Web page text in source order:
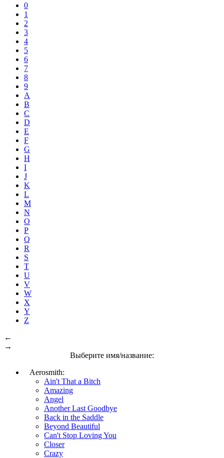
0
1
2
3
4
5
6
7
8
9
A
B
C
D
E
F
G
H
I
J
K
L
M
N
O
P
Q
R
S
T
U
V
W
X
Y
Z
←
→
Выберите имя/название:
Aerosmith:
Ain't That a Bitch
Amazing
Angel
Another Last Goodbye
Back in the Saddle
Beyond Beautiful
Can't Stop Loving You
Closer
Crazy